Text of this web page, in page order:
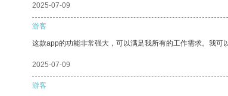
2025-07-09
游客
这款app的功能非常强大，可以满足我所有的工作需求。我可
2025-07-09
游客